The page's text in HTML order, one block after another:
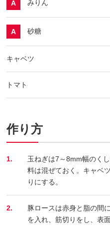
A みりん
A 砂糖
キャベツ
トマト
作り方
1.
玉ねぎは7～8mm幅のく
料は混ぜておく。キャベ
りにする。
2.
豚ロースは赤身と脂の間
を入れ、筋切りをし、表